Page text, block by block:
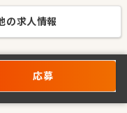
の求人情報
応募